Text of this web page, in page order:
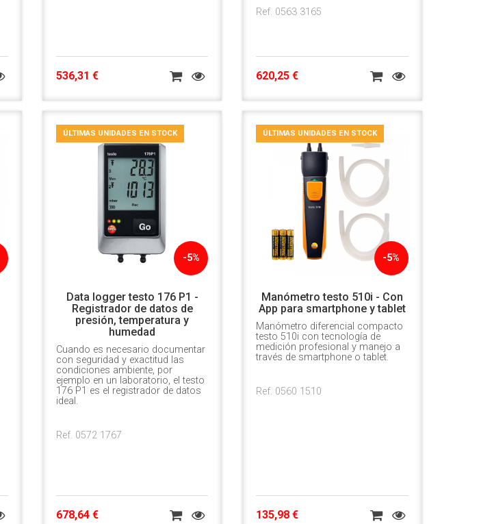
536,31 €
Ref. 0563 3165
620,25 €
-5%
ÚLTIMAS UNIDADES EN STOCK
Data logger testo 176 P1 -
Registrador de datos de
presión, temperatura y
humedad
Cuando es necesario documentar
con seguridad y exactitud las
condiciones ambiente, por
ejemplo en un laboratorio, el testo
176 P1 es el registrador de datos
ideal.
Ref. 0572 1767
678,64 €
-5%
ÚLTIMAS UNIDADES EN STOCK
Manómetro testo 510i - Con
App para smartphone y tablet
Manómetro diferencial compacto
testo 510i con tecnología de
medición profesional y manejo a
través de smartphone o tablet.
Ref. 0560 1510
135,98 €